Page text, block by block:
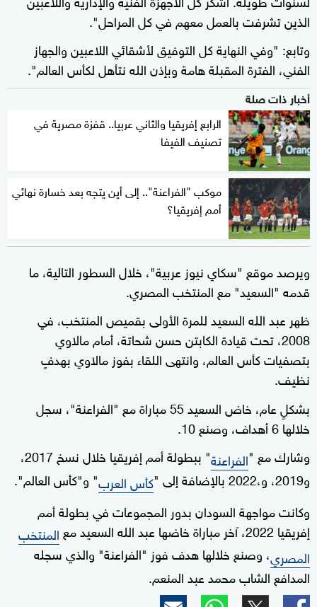
الذين تشرفت بالعمل معهم في كل المراحل".
وتابع: "وفي النهاية كل التوفيق لأشقائي اللاعبين والجهاز
الفني، الفترة المقبلة هامة وبإذن الله نتأهل لكأس العالم".
أخبار ذات صلة
الرابع إفريقيا والثاني عربيا.. قفزة مصرية في
تصنيف الفيفا
موكب "الفراعنة".. إلى أين يتجه بعد خسارة نهائي
أمم إفريقيا؟
ويرصد موقع "سكاي نيوز عربية"، خلال السطور التالية، ما
قدمه "السعيد" مع المنتخب المصري.
ظهر عبد الله السعيد للمرة الأولى بقميص المنتخب، في
2008، تحت قيادة الكابتن حسن شحاتة، أمام مالاوي
بتصفيات كأس العالم، وانتهى اللقاء بفوز مالاوي بهدفٍ
نظيف.
بشكلٍ عام، خاض السعيد 55 مباراة مع "الفراعنة"، سجل
خلالها 6 أهداف، وصنع 10.
وشارك مع "الفراعنة
" ببطولة أمم إفريقيا خلال نسخ 2017،
و2019، و،2022 بالإضافة إلى "
كأس العرب" و"كأس العالم".
وكانت مواجهة السودان بدور المجموعات في بطولة أمم
إفريقيا 2022، آخر مباراة خاضها عبد الله السعيد مع
المنتخب
المصري، وصنع خلالها هدف فوز "الفراعنة" والذي سجله
المدافع الشاب محمد عبد المنعم.